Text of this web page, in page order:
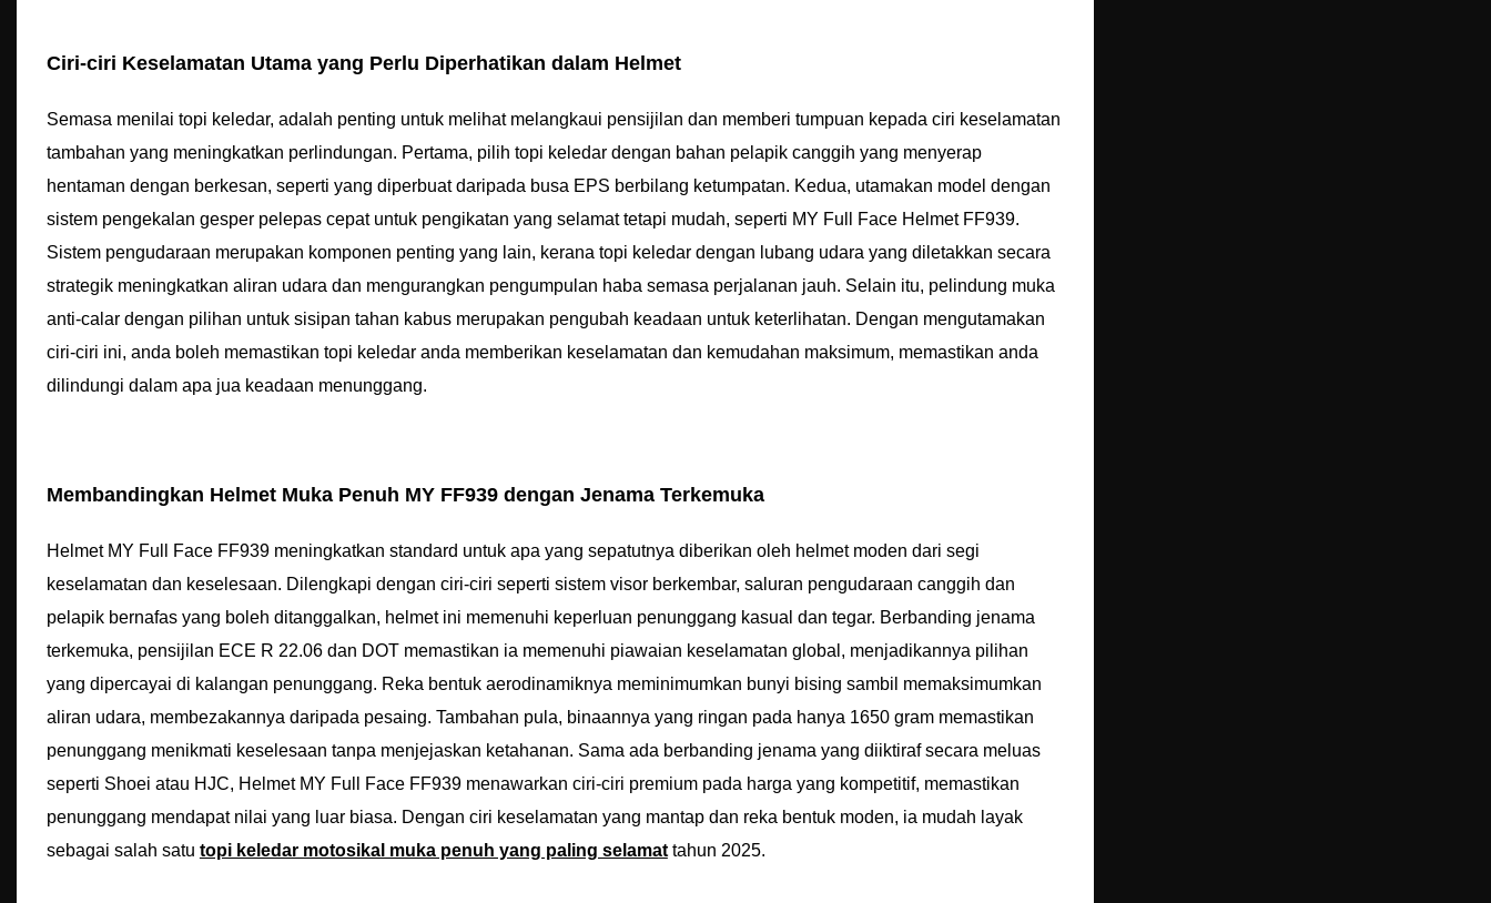
Ciri-ciri Keselamatan Utama yang Perlu Diperhatikan dalam Helmet
Semasa menilai topi keledar, adalah penting untuk melihat melangkaui pensijilan dan memberi tumpuan kepada ciri keselamatan
tambahan yang meningkatkan perlindungan. Pertama, pilih topi keledar dengan bahan pelapik canggih yang menyerap
hentaman dengan berkesan, seperti yang diperbuat daripada busa EPS berbilang ketumpatan. Kedua, utamakan model dengan
sistem pengekalan gesper pelepas cepat untuk pengikatan yang selamat tetapi mudah, seperti MY Full Face Helmet FF939.
Sistem pengudaraan merupakan komponen penting yang lain, kerana topi keledar dengan lubang udara yang diletakkan secara
strategik meningkatkan aliran udara dan mengurangkan pengumpulan haba semasa perjalanan jauh. Selain itu, pelindung muka
anti-calar dengan pilihan untuk sisipan tahan kabus merupakan pengubah keadaan untuk keterlihatan. Dengan mengutamakan
ciri-ciri ini, anda boleh memastikan topi keledar anda memberikan keselamatan dan kemudahan maksimum, memastikan anda
dilindungi dalam apa jua keadaan menunggang.
Membandingkan Helmet Muka Penuh MY FF939 dengan Jenama Terkemuka
Helmet MY Full Face FF939 meningkatkan standard untuk apa yang sepatutnya diberikan oleh helmet moden dari segi
keselamatan dan keselesaan. Dilengkapi dengan ciri-ciri seperti sistem visor berkembar, saluran pengudaraan canggih dan
pelapik bernafas yang boleh ditanggalkan, helmet ini memenuhi keperluan penunggang kasual dan tegar. Berbanding jenama
terkemuka, pensijilan ECE R 22.06 dan DOT memastikan ia memenuhi piawaian keselamatan global, menjadikannya pilihan
yang dipercayai di kalangan penunggang. Reka bentuk aerodinamiknya meminimumkan bunyi bising sambil memaksimumkan
aliran udara, membezakannya daripada pesaing. Tambahan pula, binaannya yang ringan pada hanya 1650 gram memastikan
penunggang menikmati keselesaan tanpa menjejaskan ketahanan. Sama ada berbanding jenama yang diiktiraf secara meluas
seperti Shoei atau HJC, Helmet MY Full Face FF939 menawarkan ciri-ciri premium pada harga yang kompetitif, memastikan
penunggang mendapat nilai yang luar biasa. Dengan ciri keselamatan yang mantap dan reka bentuk moden, ia mudah layak
sebagai salah satu topi keledar motosikal muka penuh yang paling selamattahun 2025.